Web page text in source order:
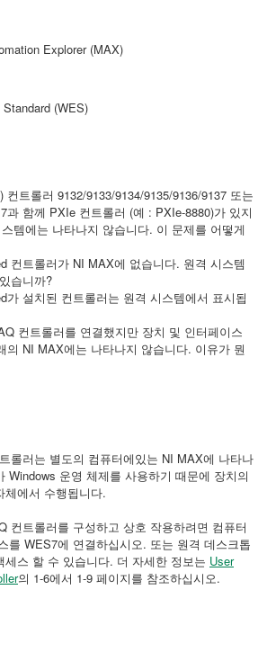
Explorer (MAX)
(WES)
컨트롤러 9132/9133/9134/9135/9136/9137 또는
과 함께 PXIe 컨트롤러 (예 : PXIe-8880)가 있지
템에는 나타나지 않습니다. 이 문제를 어떻게
컨트롤러가 NI MAX에 없습니다. 원격 시스템
습니까?
가 설치된 컨트롤러는 원격 시스템에서 표시됩
컨트롤러를 연결했지만 장치 및 인터페이스
의 NI MAX에는 나타나지 않습니다. 이유가 뭔
롤러는 별도의 컴퓨터에있는 NI MAX에 나타나
Windows 운영 체제를 사용하기 때문에 장치의
체에서 수행됩니다.
컨트롤러를 구성하고 상호 작용하려면 컴퓨터
를 WES7에 연결하십시오. 또는 원격 데스크톱
세스 할 수 있습니다. 더 자세한 정보는 User
의 1-6에서 1-9 페이지를 참조하십시오.